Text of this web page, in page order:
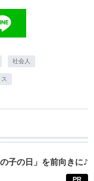
社会人
ス
子の日」を前向きに♪
PR